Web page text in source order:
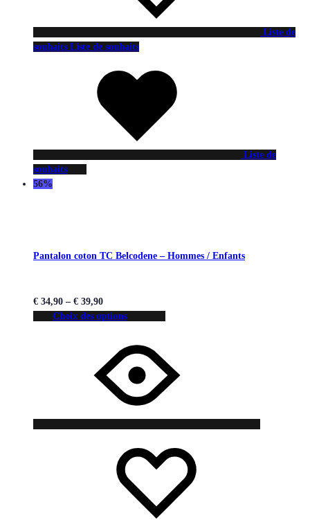
Liste de
souhaits Liste de souhaits
Liste de
souhaits
56%
Pantalon coton TC Belcodene – Hommes / Enfants
€ 34,90 – € 39,90
Choix des options